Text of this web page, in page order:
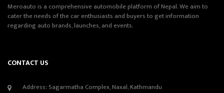
Meroauto is a comprehensive automobile platform of Nepal. We aim to
cater the needs of the car enthusiasts and buyers to get information
regarding auto brands, launches, and events.
CONTACT US
Address: Sagarmatha Complex, Naxal, Kathmandu